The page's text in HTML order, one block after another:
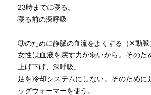
23時までに寝る。
寝る前の深呼吸
③のために静脈の血流をよくする（✕動脈
女性は血液を戻す力が弱いから。そのた
上げ下げ、深呼吸。
足を冷却システムにしない。そのために
ッグウォーマーを使う。